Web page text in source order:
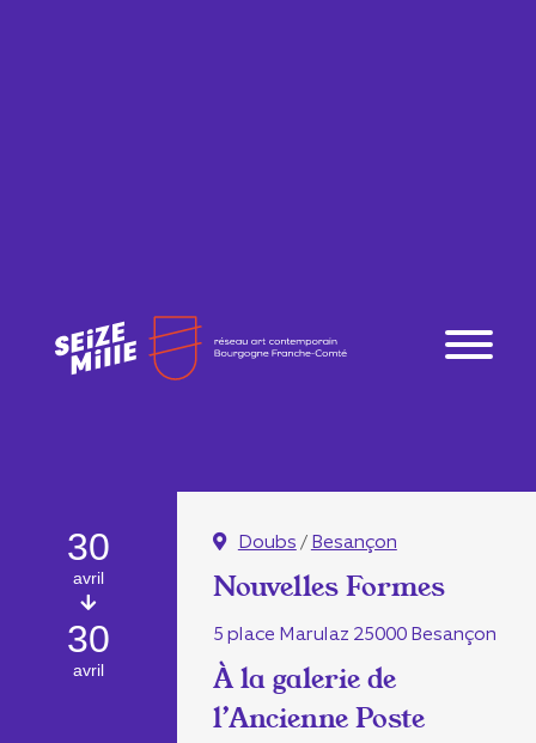
30
avril
30
avril
Doubs/Besançon
Nouvelles Formes
5 place Marulaz 25000 Besançon
À la galerie de
l’Ancienne Poste